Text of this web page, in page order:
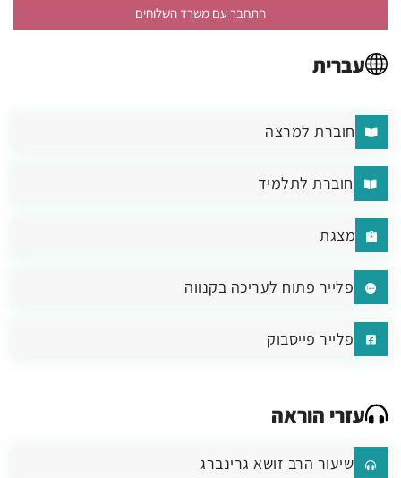
התחבר עם משרד השלוחים
עברית
חוברת למרצה
חוברת לתלמיד
מצגת
פלייר פתוח לעריכה בקנווה
פלייר פייסבוק
עזרי הוראה
שיעור הרב זושא גרינברג